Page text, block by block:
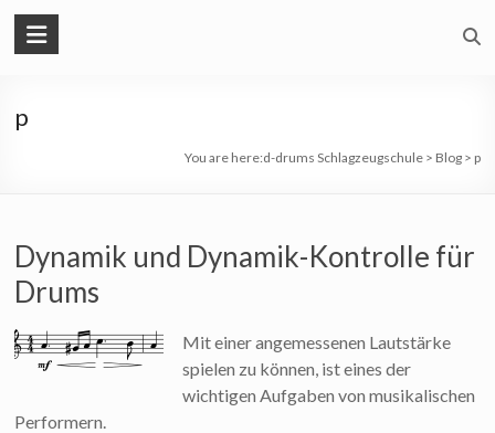
p
You are here:d-drums Schlagzeugschule> Blog> p
Dynamik und Dynamik-Kontrolle für
Drums
Mit einer angemessenen Lautstärke
spielen zu können, ist eines der
wichtigen Aufgaben von musikalischen
Performern.